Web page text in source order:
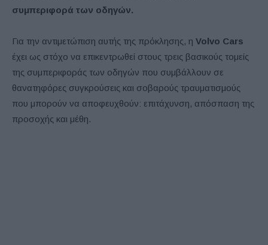
συμπεριφορά των οδηγών.
Για την αντιμετώπιση αυτής της πρόκλησης, η Volvo Cars
έχει ως στόχο να επικεντρωθεί στους τρεις βασικούς τομείς
της συμπεριφοράς των οδηγών που συμβάλλουν σε
θανατηφόρες συγκρούσεις και σοβαρούς τραυματισμούς
που μπορούν να αποφευχθούν: επιτάχυνση, απόσπαση της
προσοχής και μέθη.